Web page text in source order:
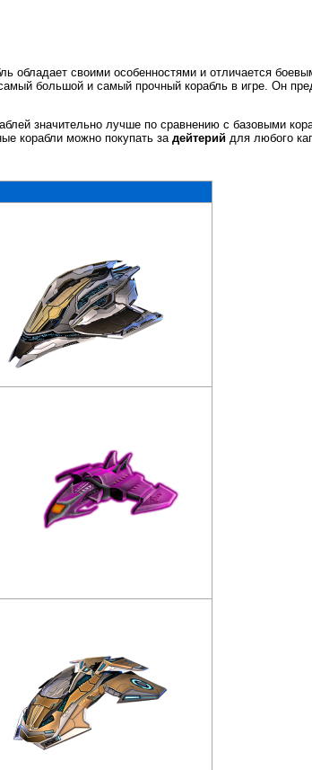
обладает своими особенностями и отличается
большой и самый прочный корабль в игре. Он
значительно лучше по сравнению с базовыми
корабли можно покупать за дейтерий для любого